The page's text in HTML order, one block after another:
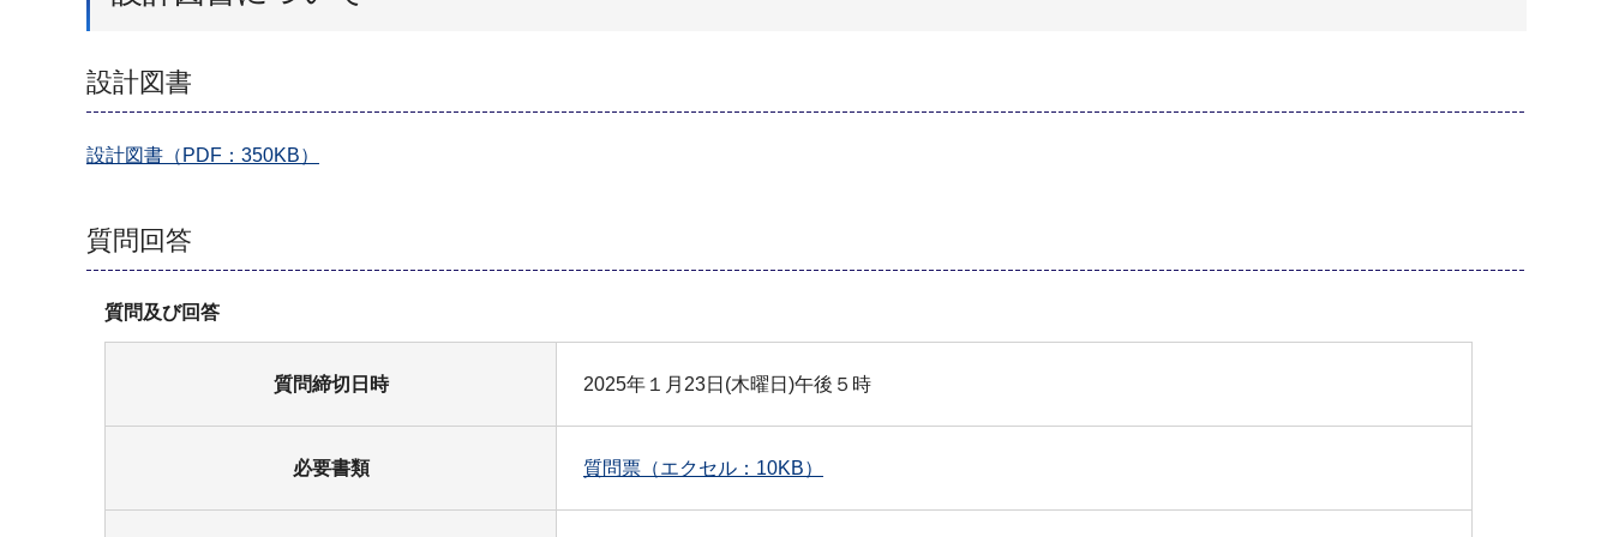
設計図書
設計図書（PDF：350KB）
質問回答
質問及び回答
質問締切日時 2025年１月23日(木曜日)午後５時
必要書類 質問票（エクセル：10KB）